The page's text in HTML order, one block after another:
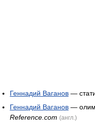
Геннадий Ваганов —
Геннадий Ваганов —
Reference.com (англ.)